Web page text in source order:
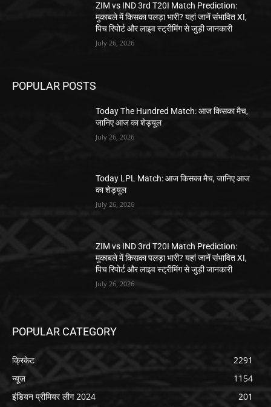
ZIM vs IND 3rd T20I Match Prediction:
मुकाबले में किसका पलड़ा भारी? यहां जानें संभावित XI,
पिच रिपोर्ट और लाइव स्ट्रीमिंग से जुड़ी जानकारी
July 26, 2026
POPULAR POSTS
Today The Hundred Match: आज किसका मैच,
जानिए आज का शेड्यूल
July 26, 2026
Today LPL Match: आज किसका मैच, जानिए आज
का शेड्यूल
July 26, 2026
ZIM vs IND 3rd T20I Match Prediction:
मुकाबले में किसका पलड़ा भारी? यहां जानें संभावित XI,
पिच रिपोर्ट और लाइव स्ट्रीमिंग से जुड़ी जानकारी
July 26, 2026
POPULAR CATEGORY
क्रिकेट
2291
न्यूज़
1154
इंडियन प्रीमियर लीग 2024
201